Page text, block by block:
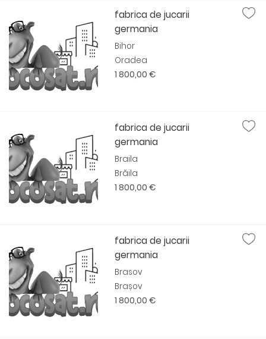
fabrica de jucarii
germania
Bihor
Oradea
1 800,00 €
fabrica de jucarii
germania
Braila
Brăila
1 800,00 €
fabrica de jucarii
germania
Brasov
Brașov
1 800,00 €